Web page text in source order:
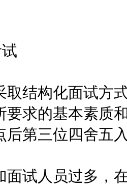
构化面试方式
要求的基本素质
后第三位四舍五
人员过多，在